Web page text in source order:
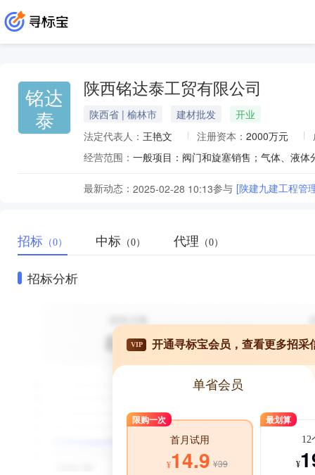
铭达
泰
陕西铭达泰工贸有限公司
陕西省 | 榆林市 建材批发
开业
法定代表人： 王艳文 注册资本： 2000万元
经营范围：
最新动态： 2025-02-28 10:13参与 [陕建九建工程管
招标 （0） 中标 （0） 代理 （0）
招标分析
VIP 开通寻标宝会员，查看更多招采
单省会员
限购一次
首月试用
¥14.9 ¥39
最划算
12
¥